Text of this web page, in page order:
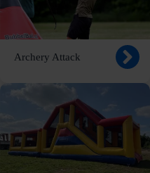
Archery Attack